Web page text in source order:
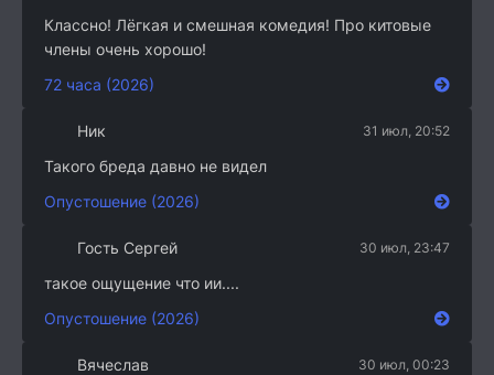
Классно! Лёгкая и смешная комедия! Про китовые
члены очень хорошо!
72 часа (2026)
Ник 31 июл, 20:52
Такого бреда давно не видел
Опустошение (2026)
Гость Сергей 30 июл, 23:47
такое ощущение что ии....
Опустошение (2026)
Вячеслав 30 июл, 00:23